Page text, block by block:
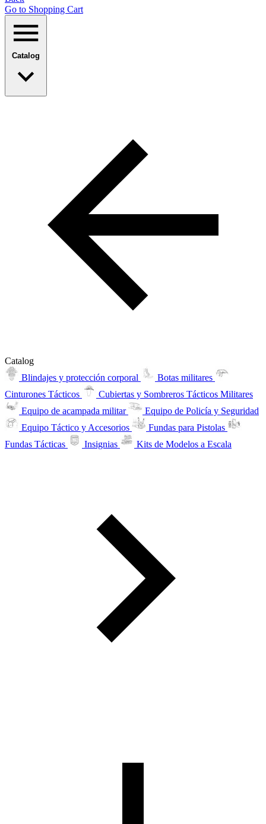
Go to Shopping Сart
Catalog
Catalog
Blindajes y protección corporal
Botas militares
Cinturones Tácticos
Cubiertas y Sombreros Tácticos Militares
Equipo de acampada militar
Equipo de Policía y Seguridad
Equipo Táctico y Accesorios
Fundas para Pistolas
Fundas Tácticas
Insignias Kits de Modelos a Escala